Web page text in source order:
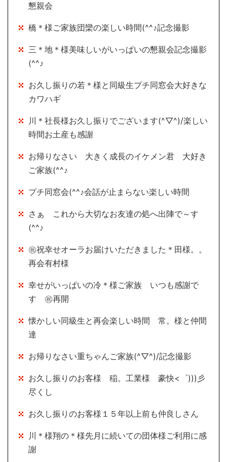
懇親会
橋＊様ご家族団欒の楽しい時間(^^♪記念撮影
三＊地＊様美味しいがいっぱいの懇親会記念撮影
(^^♪
お久し振りの若＊様と同級生プチ同窓会大好きな
カワハギ
川＊社長様お久し振りでございます(^▽^)/楽しい
時間お土産も感謝
お帰りなさい 大きく成長のイケメン君 大好き
ご家族(^^♪
プチ同窓会(^^♪会話が止まらない楽しい時間
さぁ これから大切なお友達の処へ出陣で～す
(^^♪
㊗祝幸せオーラお届けいただきました＊田様。。
再会有村様
幸せがいっぱいの冷＊様ご家族 いつも感謝で
す ㊗再開
懐かしい同級生と再会楽しい時間 常。様と仲間
達
お帰りなさい重ちゃんご家族(^▽^)/記念撮影
お久し振りのお客様 稲。工業様 豪快<゜)))彡
尽くし
お久し振りのお客様１５年以上前も仲良しさん
川＊様翔の＊様先月に続いての団体様ご利用に感
謝